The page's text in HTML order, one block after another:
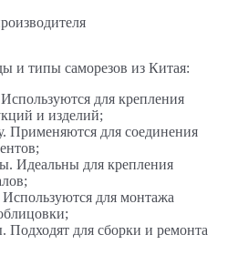
и типы саморезов из Китая:
для крепления
и изделий;
Применяются для соединения
Идеальны для крепления
для монтажа
Подходят для сборки и ремонта